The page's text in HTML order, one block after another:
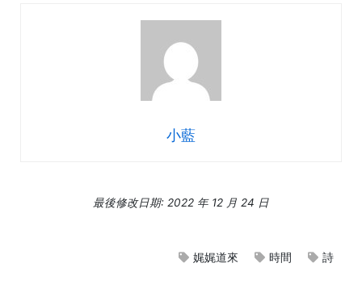
小藍
最後修改日期: 2022 年 12 月 24 日
娓娓道來 時間 詩